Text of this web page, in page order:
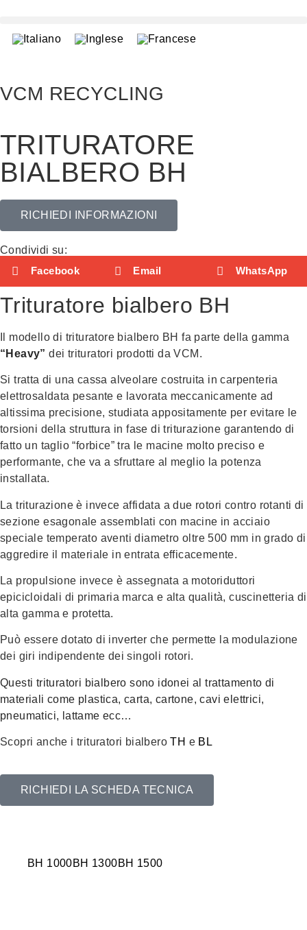
VCM RECYCLING
TRITURATORE
BIALBERO BH
RICHIEDI INFORMAZIONI
Condividi su:
Facebook
Email WhatsApp
Trituratore bialbero BH
Il modello di trituratore bialbero BH fa parte della gamma
“Heavy” dei trituratori prodotti da VCM.
Si tratta di una cassa alveolare costruita in carpenteria
elettrosaldata pesante e lavorata meccanicamente ad
altissima precisione, studiata appositamente per evitare le
torsioni della struttura in fase di triturazione garantendo di
fatto un taglio “forbice” tra le macine molto preciso e
performante, che va a sfruttare al meglio la potenza
installata.
La triturazione è invece affidata a due rotori contro rotanti di
sezione esagonale assemblati con macine in acciaio
speciale temperato aventi diametro oltre 500 mm in grado di
aggredire il materiale in entrata efficacemente.
La propulsione invece è assegnata a motoriduttori
epicicloidali di primaria marca e alta qualità, cuscinetteria di
alta gamma e protetta.
Può essere dotato di inverter che permette la modulazione
dei giri indipendente dei singoli rotori.
Questi trituratori bialbero sono idonei al trattamento di
materiali come plastica, carta, cartone, cavi elettrici,
pneumatici, lattame ecc…
Scopri anche i trituratori bialberoTH e BL
RICHIEDI LA SCHEDA TECNICA
BH 1000BH 1300BH 1500